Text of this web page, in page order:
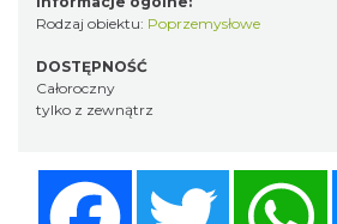
Rodzaj obiektu: Poprzemysłowe
DOSTĘPNOŚĆ
Całoroczny
tylko z zewnątrz
Twitter